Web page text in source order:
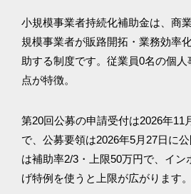
小規模事業者持続化補助金は、商
規模事業者が販路開拓・業務効率
助する制度です。従業員0名の個
点が特徴。
第20回公募の申請受付は2026年11
で、公募要領は2026年5月27日に
は補助率2/3・上限50万円で、イン
げ特例を使うと上限が広がります。